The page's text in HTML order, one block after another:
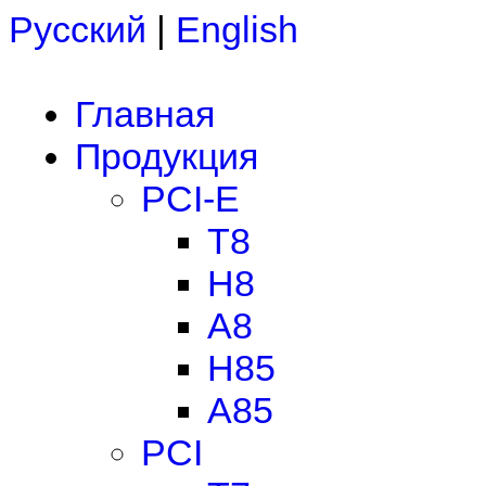
Русский | English
Главная
Продукция
PCI-E
T8
H8
A8
H85
A85
PCI